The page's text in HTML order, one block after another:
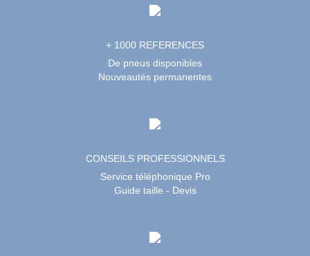
+ 1000 REFERENCES
De pneus disponibles
Nouveautés permanentes
CONSEILS PROFESSIONNELS
Service téléphonique Pro
Guide taille - Devis